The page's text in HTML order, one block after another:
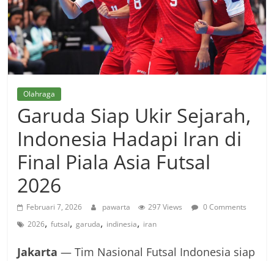
Olahraga
Garuda Siap Ukir Sejarah,
Indonesia Hadapi Iran di
Final Piala Asia Futsal
2026
Februari 7, 2026 pawarta 297 Views
0 Comments
2026,futsal,garuda, indinesia, iran
Jakarta — Tim Nasional Futsal Indonesia siap